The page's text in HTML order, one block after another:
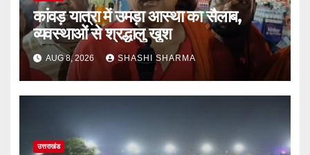
कांवड़ यात्रा में उमड़ा आस्था का सैलाब,
व्यवस्थाओं से श्रद्धालु खुश
AUG 8, 2026 SHASHI SHARMA
उत्तराखंड